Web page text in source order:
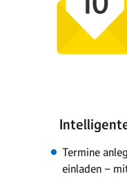
Termine
einladen –